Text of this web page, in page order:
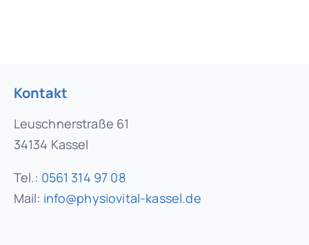
Kontakt
Leuschnerstraße 61
34134 Kassel
Tel.: 0561 314 97 08
Mail: info@physiovital-kassel.de